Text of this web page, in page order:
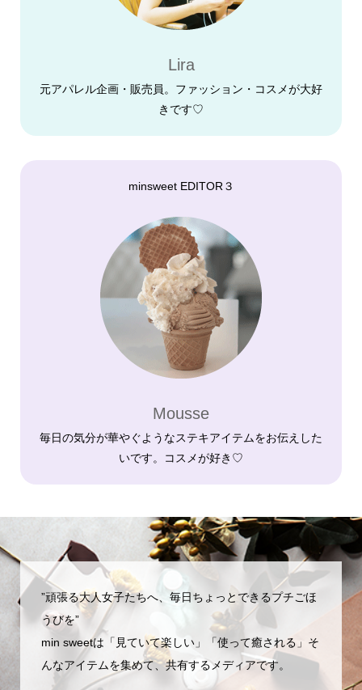
Lira
元アパレル企画・販売員。ファッション・コスメが大好
きです♡
minsweet EDITOR３
Mousse
毎日の気分が華やぐようなステキアイテムをお伝えした
いです。コスメが好き♡
”頑張る大人女子たちへ、毎日ちょっとできるプチごほ
うびを”
min sweetは「見ていて楽しい」「使って癒される」そ
んなアイテムを集めて、共有するメディアです。